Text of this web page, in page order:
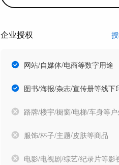
企业授权
网站/自媒体/电商等数字用途
图书/海报/杂志/宣传册等线下
路牌/楼宇/橱窗/电梯/车身等
服饰/杯子/主题/皮肤等商品
电影/电视剧/综艺/纪录片等影